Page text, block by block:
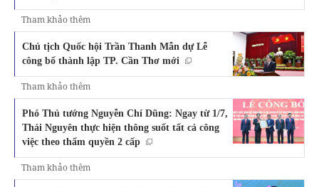
Tham khảo thêm
Chủ tịch Quốc hội Trần Thanh Mẫn dự Lễ
công bố thành lập TP. Cần Thơ mới
Tham khảo thêm
Phó Thủ tướng Nguyễn Chí Dũng: Ngay từ 1/7,
Thái Nguyên thực hiện thông suốt tất cả công
việc theo thẩm quyền 2 cấp
Tham khảo thêm